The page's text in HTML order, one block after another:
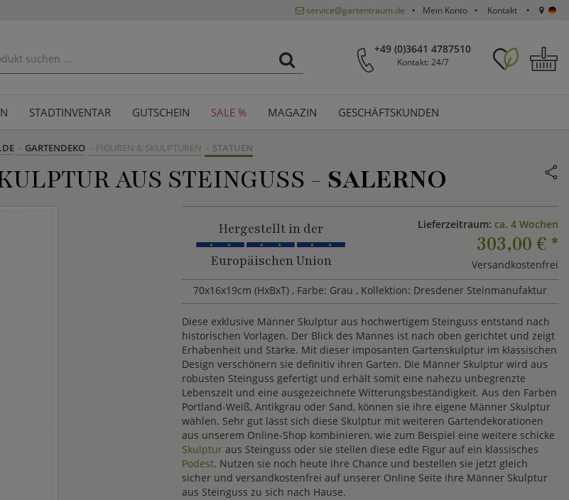
service@gartentraum.de Mein Konto Kontakt
+49 (0)3641 4787510
Kontakt: 24/7
STADTINVENTAR GUTSCHEIN SALE % MAGAZIN GESCHÄFTSKUNDEN
GARTENDEKO FIGUREN & SKULPTUREN STATUEN
AUS STEINGUSS - SALERNO
Hergestellt in der
Europäischen Union
Lieferzeitraum: ca. 4 Wochen
303,00 € *
Versandkostenfrei
70x16x19cm (HxBxT) , Farbe: Grau , Kollektion: Dresdener Steinmanufaktur
Diese exklusive Männer Skulptur aus hochwertigem Steinguss entstand nach
historischen Vorlagen. Der Blick des Mannes ist nach oben gerichtet und zeigt
Erhabenheit und Stärke. Mit dieser imposanten Gartenskulptur im klassischen
Design verschönern sie definitiv ihren Garten. Die Männer Skulptur wird aus
robusten Steinguss gefertigt und erhält somit eine nahezu unbegrenzte
Lebenszeit und eine ausgezeichnete Witterungsbeständigkeit. Aus den Farben
Portland-Weiß, Antikgrau oder Sand, können sie ihre eigene Männer Skulptur
wählen. Sehr gut lässt sich diese Skulptur mit weiteren Gartendekorationen
aus unserem Online-Shop kombinieren, wie zum Beispiel eine weitere schicke
Skulptur aus Steinguss oder sie stellen diese edle Figur auf ein klassisches
Podest. Nutzen sie noch heute ihre Chance und bestellen sie jetzt gleich
sicher und versandkostenfrei auf unserer Online Seite ihre Männer Skulptur
aus Steinguss zu sich nach Hause.